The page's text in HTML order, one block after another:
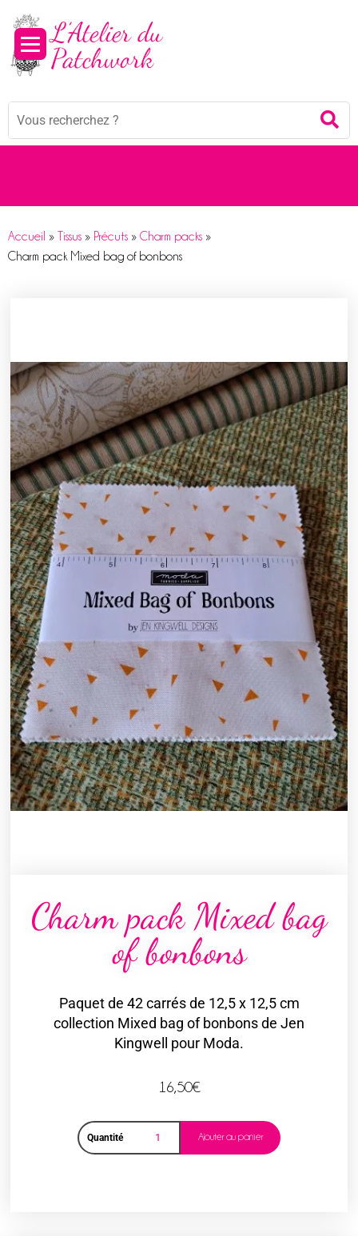
Mots
Accueil » Tissus » Précuts » Charm packs »
Charm pack Mixed bag of bonbons
Charm pack Mixed bag
of bonbons
Paquet de 42 carrés de 12,5 x 12,5 cm
collection Mixed bag of bonbons de Jen
Kingwell pour Moda.
16,50€
Quantité Ajouter au panier